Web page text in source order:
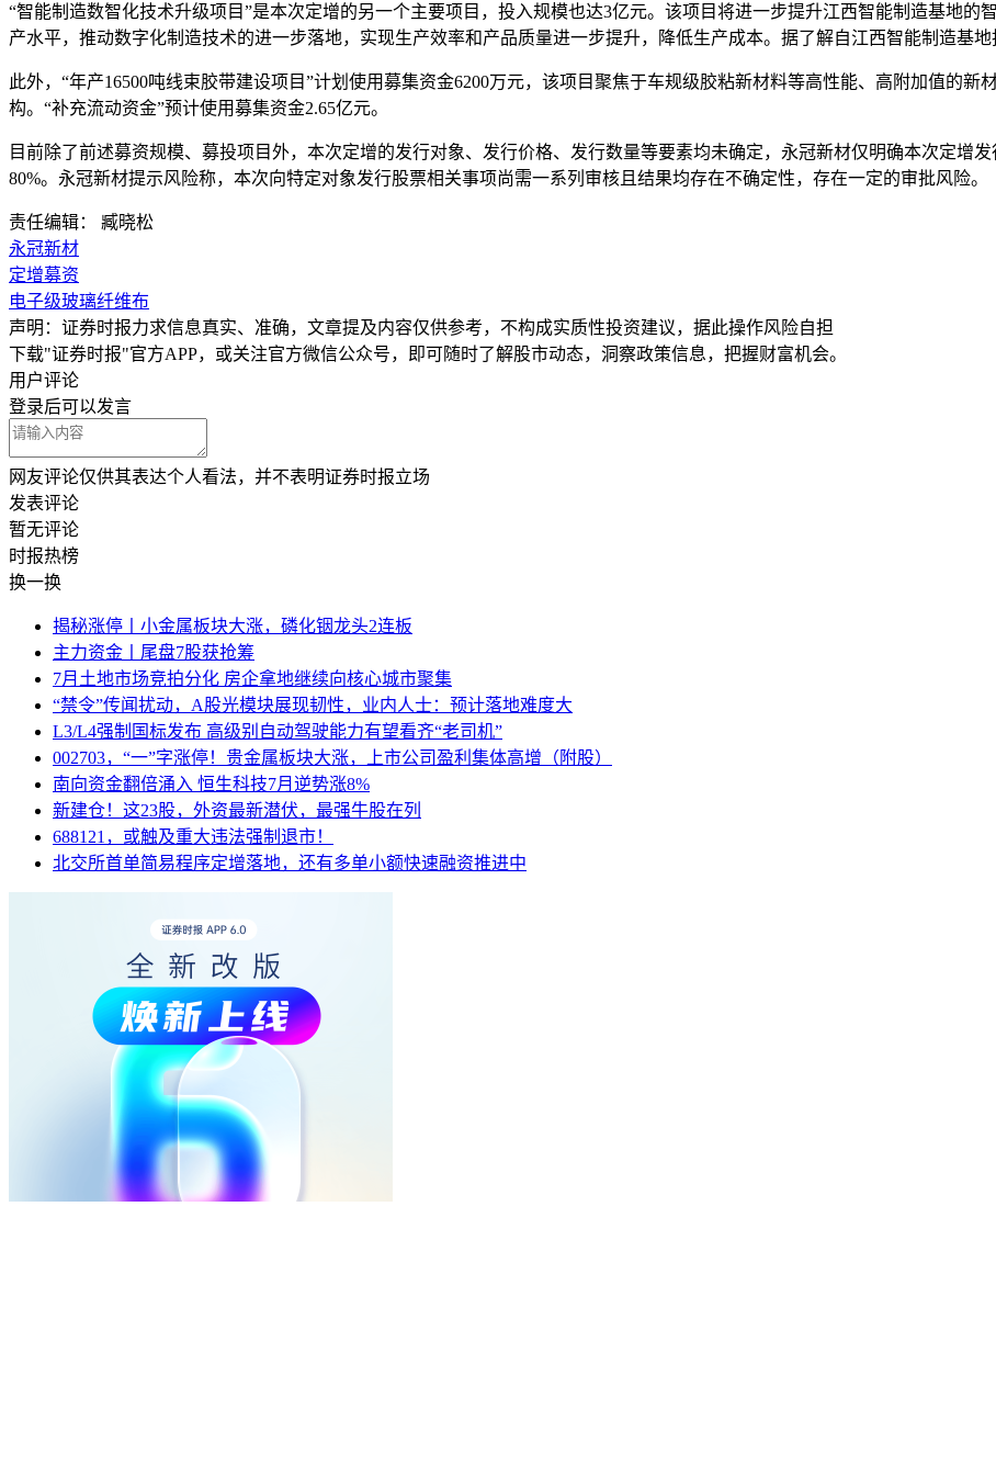
“智能制造数智化技术升级项目”是本次定增的另一个主要项目，投入规模也达3亿元。该项目将进一步提升江西智能制造基地
产水平，推动数字化制造技术的进一步落地，实现生产效率和产品质量进一步提升，降低生产成本。据了解自江西智能制造基地
此外，“年产16500吨线束胶带建设项目”计划使用募集资金6200万元，该项目聚焦于车规级胶粘新材料等高性能、高附加值的
构。“补充流动资金”预计使用募集资金2.65亿元。
目前除了前述募资规模、募投项目外，本次定增的发行对象、发行价格、发行数量等要素均未确定，永冠新材仅明确本次定增
80%。永冠新材提示风险称，本次向特定对象发行股票相关事项尚需一系列审核且结果均存在不确定性，存在一定的审批风险。
责任编辑： 臧晓松
永冠新材
定增募资
电子级玻璃纤维布
声明：证券时报力求信息真实、准确，文章提及内容仅供参考，不构成实质性投资建议，据此操作风险自担
下载"证券时报"官方APP，或关注官方微信公众号，即可随时了解股市动态，洞察政策信息，把握财富机会。
用户评论
登录后可以发言
网友评论仅供其表达个人看法，并不表明证券时报立场
发表评论
暂无评论
时报热榜
换一换
揭秘涨停丨小金属板块大涨，磷化铟龙头2连板
主力资金丨尾盘7股获抢筹
7月土地市场竞拍分化 房企拿地继续向核心城市聚集
“禁令”传闻扰动，A股光模块展现韧性，业内人士：预计落地难度大
L3/L4强制国标发布 高级别自动驾驶能力有望看齐“老司机”
002703，“一”字涨停！贵金属板块大涨，上市公司盈利集体高增（附股）
南向资金翻倍涌入 恒生科技7月逆势涨8%
新建仓！这23股，外资最新潜伏，最强牛股在列
688121，或触及重大违法强制退市！
北交所首单简易程序定增落地，还有多单小额快速融资推进中